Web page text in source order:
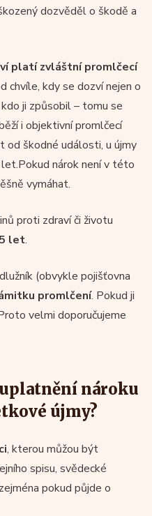
dozvěděl o škodě a
platí zvláštní promlčecí
chvíle, kdy se dozví nejen o
ji způsobil – tomu se
i objektivní promlčecí
škodné události, u újmy
nárok není v této
vymáhat.
proti zdraví či životu
let.
(obvykle pojišťovna
promlčení. Pokud ji
velmi doporučujeme
nároku
újmy?
, kterou můžou být
spisu, svědecké
pokud půjde o